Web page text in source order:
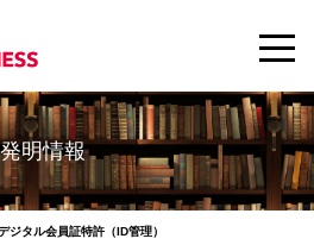
明情報
ジタル会員証特許（ID管理）